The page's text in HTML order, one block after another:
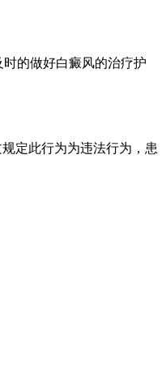
的做好白癜风的治疗护
定此行为为违法行为，患